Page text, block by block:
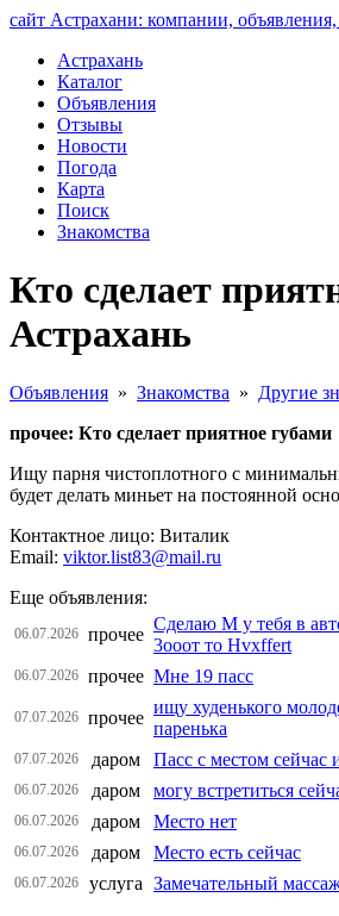
сайт Астрахани: компании,
Астрахань
Каталог
Объявления
Отзывы
Новости
Погода
Карта
Поиск
Знакомства
Кто сделает
Астрахань
Объявления » Знакомства » Другие
прочее: Кто сделает приятное губами
Ищу парня чистоплотного с
будет делать миньет на постоянной
Контактное лицо: Виталик
Email: viktor.list83@mail.ru
Еще объявления:
06.07.2026 прочее
Сделаю М у тебя в
3ооот то Hvxffert
06.07.2026 прочее Мне 19 пасс
07.07.2026 прочее
ищу худенького
паренька
07.07.2026 даром Пасс с местом
06.07.2026 даром могу встретиться
06.07.2026 даром Место нет
06.07.2026 даром Место есть сейчас
06.07.2026 услуга Замечательный